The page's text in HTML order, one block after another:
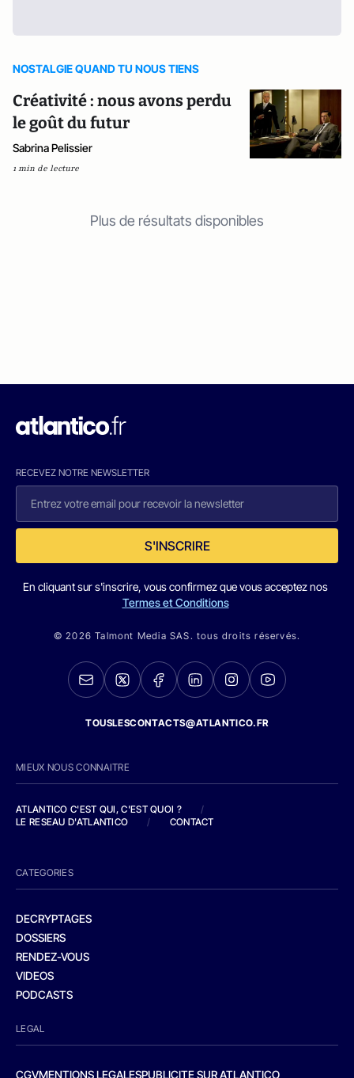
NOSTALGIE QUAND TU NOUS TIENS
Créativité : nous avons perdu
le goût du futur
Sabrina Pelissier
1 min de lecture
Plus de résultats disponibles
RECEVEZ NOTRE NEWSLETTER
S'INSCRIRE
En cliquant sur s'inscrire, vous confirmez que vous acceptez nos
Termes et Conditions
© 2026 Talmont Media SAS. tous droits réservés.
TOUSLESCONTACTS@ATLANTICO.FR
MIEUX NOUS CONNAITRE
ATLANTICO C'EST QUI, C'EST QUOI ?
/
LE RESEAU D'ATLANTICO
/ CONTACT
CATEGORIES
DECRYPTAGES
DOSSIERS
RENDEZ-VOUS
VIDEOS
PODCASTS
LEGAL
CGVMENTIONS LEGALESPUBLICITE SUR ATLANTICO